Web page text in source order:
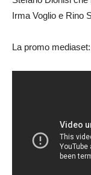
Irma Voglio e Rino
La promo mediaset: